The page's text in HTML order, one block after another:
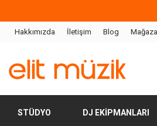
Hakkımızda İletişim Blog
STÜDYO DJ EKIPMANLARI